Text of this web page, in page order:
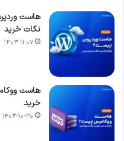
هاست
نکات خرید
۱۴۰۳-۱۱-۰۷
هاست
خرید
۱۴۰۳-۱۰-۳۰